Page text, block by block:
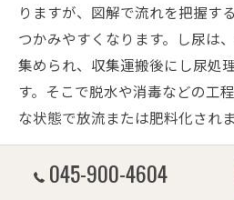
りますが、図解で流れを把握す
つかみやすくなります。し尿は
集められ、収集運搬後にし尿処
す。そこで脱水や消毒などの工
な状態で放流または肥料化されま
ふん尿の場合は、畜舎から集め
ロセスを経て農地へ還元される
045-900-4604